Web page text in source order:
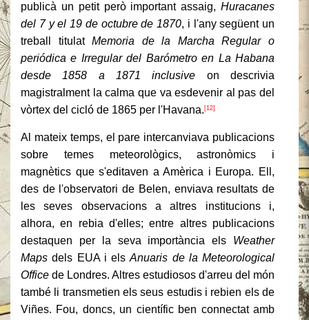
publicà un petit però important assaig, Huracanes
del 7 y el 19 de octubre de 1870, i l'any següent un
treball titulatMemoria de la Marcha Regular o
periódica e Irregular del Barómetro en La Habana
desde 1858 a 1871 inclusive on descrivia
magistralment la calma que va esdevenir al pas del
vòrtex del cicló de 1865 per l'Havana. [12]
Al mateix temps, el pare intercanviava publicacions
sobre temes meteorològics, astronòmics i
magnètics que s'editaven a Amèrica i Europa. Ell,
des de l'observatori de Belen, enviava resultats de
les seves observacions a altres institucions i,
alhora, en rebia d'elles; entre altres publicacions
destaquen per la seva importància els Weather
Maps dels EUA i elsAnuaris de la Meteorological
Office de Londres. Altres estudiosos d'arreu del món
també li transmetien els seus estudis i rebien els de
Viñes. Fou, doncs, un científic ben connectat amb